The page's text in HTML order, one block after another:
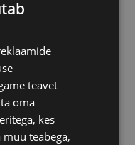
plussid
arvestama
kas ja kui oluline
Eesti Kaubandus- ja
juht
teavet
oma
kes
teabega,